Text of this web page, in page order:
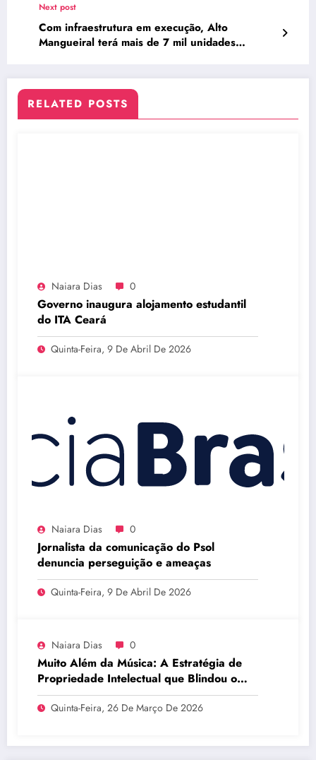
Next post
Com infraestrutura em execução, Alto
Mangueiral terá mais de 7 mil unidades
RELATED POSTS
Naiara Dias 0
Governo inaugura alojamento estudantil
do ITA Ceará
Quinta-Feira, 9 De Abril De 2026
Naiara Dias 0
Jornalista da comunicação do Psol
denuncia perseguição e ameaças
Quinta-Feira, 9 De Abril De 2026
Naiara Dias 0
Muito Além da Música: A Estratégia de
Propriedade Intelectual que Blindou o
Legado do BTS
Quinta-Feira, 26 De Março De 2026